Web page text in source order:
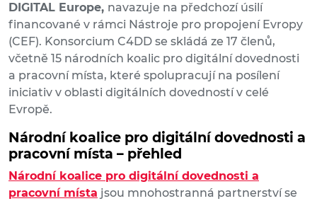
DIGITAL Europe, navazuje na předchozí úsilí
financované v rámci Nástroje pro propojení Evropy
(CEF). Konsorcium C4DD se skládá ze 17 členů,
včetně 15 národních koalic pro digitální dovednosti
a pracovní místa, které spolupracují na posílení
iniciativ v oblasti digitálních dovedností v celé
Evropě.
Národní koalice pro digitální dovednosti a
pracovní místa – přehled
Národní koalice pro digitální dovednosti a
pracovní místa jsou mnohostranná partnerství se